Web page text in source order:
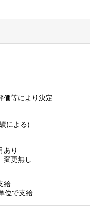
等により決定
による)
り
更無し
給
位で支給